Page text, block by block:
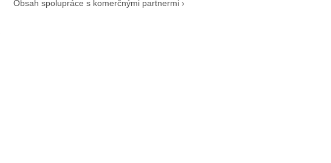
Obsah spolupráce s komerčnými partnermi ›